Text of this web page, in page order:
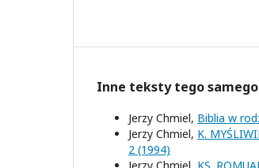
Inne teksty tego
Jerzy Chmiel, Biblia w
Jerzy Chmiel, K.
2 (1994)